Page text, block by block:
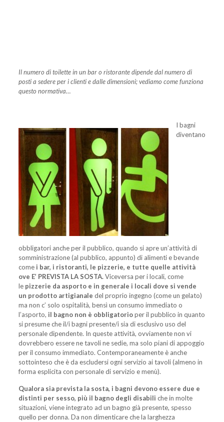
Il numero di toilette in un bar o ristorante dipende dal numero di
posti a sedere per i clienti e dalle dimensioni; vediamo come funziona
questo normativa…
I bagni
diventano
obbligatori anche per il pubblico, quando si apre un’attività di
somministrazione (al pubblico, appunto) di alimenti e bevande
comei bar, i ristoranti, le pizzerie, e tutte quelle attività
ove E’ PREVISTA LA SOSTA.Viceversa per i locali, come
le pizzerie da asporto e in generale i locali dove si vende
un prodotto artigianale del proprio ingegno (come un gelato)
ma non c’ solo ospitalità, bensì un consumo immediato o
l’asporto, il bagno non è obbligatorioper il pubblico in quanto
si presume che il/i bagni presente/i sia di esclusivo uso del
personale dipendente. In queste attività, ovviamente non vi
dovrebbero essere ne tavoli ne sedie, ma solo piani di appoggio
per il consumo immediato. Contemporaneamente è anche
sottointeso che è da escludersi ogni servizio ai tavoli (almeno in
forma esplicita con personale di servizio e menù).
Qualora sia prevista la sosta, i bagni devono essere due e
distinti per sesso, più il bagno degli disabili che in molte
situazioni, viene integrato ad un bagno già presente, spesso
quello per donna. Da non dimenticare che la larghezza